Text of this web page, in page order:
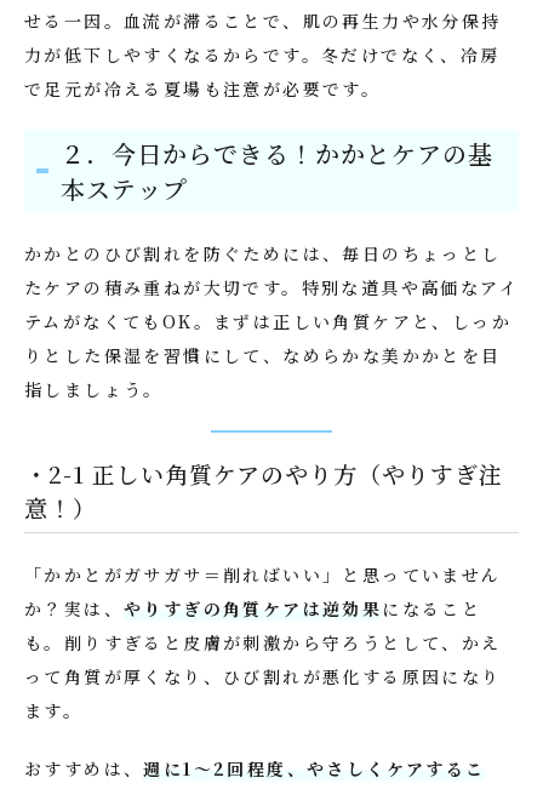
せる一因。血流が滞ることで、肌の再生力や水分保持
力が低下しやすくなるからです。冬だけでなく、冷房
で足元が冷える夏場も注意が必要です。
２．今日からできる！かかとケアの基
本ステップ
かかとのひび割れを防ぐためには、毎日のちょっとし
たケアの積み重ねが大切です。特別な道具や高価なアイ
テムがなくてもOK。まずは正しい角質ケアと、しっか
りとした保湿を習慣にして、なめらかな美かかとを目
指しましょう。
・2-1 正しい角質ケアのやり方（やりすぎ注
意！）
「かかとがガサガサ＝削ればいい」と思っていません
か？実は、 やりすぎの角質ケアは逆効果 になること
も。削りすぎると皮膚が刺激から守ろうとして、かえ
って角質が厚くなり、ひび割れが悪化する原因になり
ます。
おすすめは、週に1〜2回程度、やさしくケアするこ